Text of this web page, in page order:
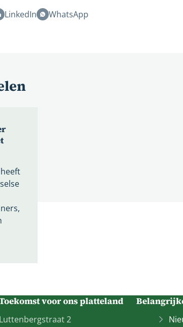
LinkedIn WhatsApp
voor ons platteland
Luttenbergstraat 2